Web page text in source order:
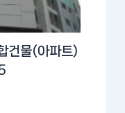
건물(아파트)